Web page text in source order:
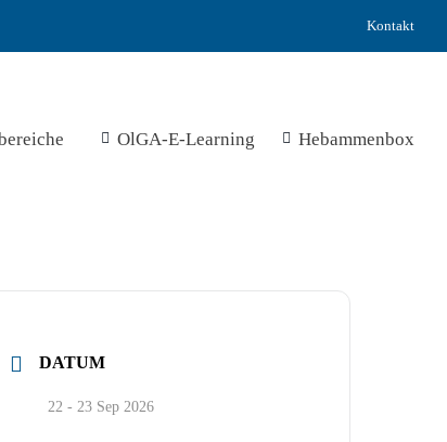
Kontakt
OlGA-E-Learning Hebammenbox
DATUM
22 - 23 Sep 2026